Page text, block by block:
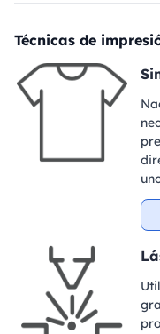
Técnicas de